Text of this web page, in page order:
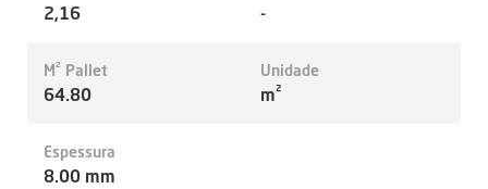
2,16 -
M² Pallet
64.80
Unidade
m²
Espessura
8.00 mm